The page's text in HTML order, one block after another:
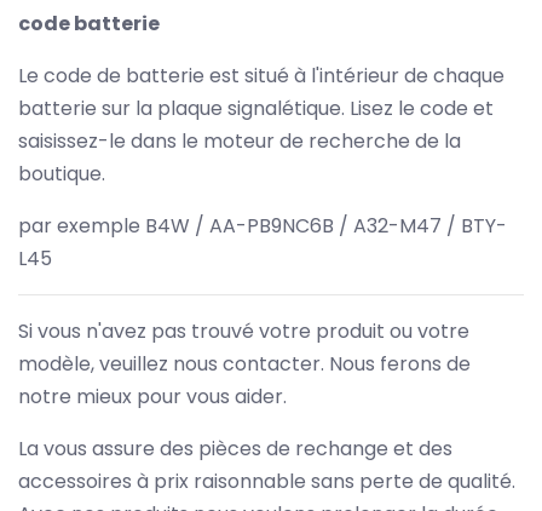
code batterie
Le code de batterie est situé à l'intérieur de chaque
batterie sur la plaque signalétique. Lisez le code et
saisissez-le dans le moteur de recherche de la
boutique.
par exemple B4W / AA-PB9NC6B / A32-M47 / BTY-
L45
Si vous n'avez pas trouvé votre produit ou votre
modèle, veuillez nous contacter. Nous ferons de
notre mieux pour vous aider.
La vous assure des pièces de rechange et des
accessoires à prix raisonnable sans perte de qualité.